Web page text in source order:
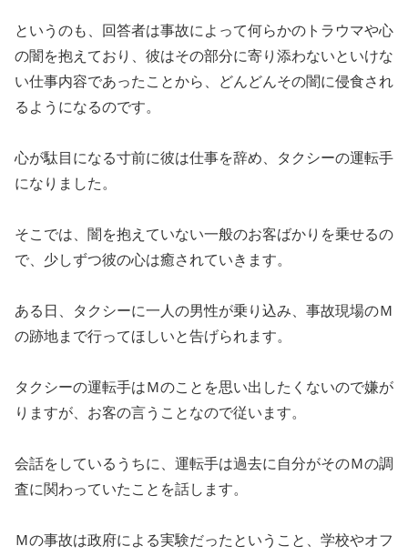
というのも、回答者は事故によって何らかのトラウマや心
の闇を抱えており、彼はその部分に寄り添わないといけな
い仕事内容であったことから、どんどんその闇に侵食され
るようになるのです。
心が駄目になる寸前に彼は仕事を辞め、タクシーの運転手
になりました。
そこでは、闇を抱えていない一般のお客ばかりを乗せるの
で、少しずつ彼の心は癒されていきます。
ある日、タクシーに一人の男性が乗り込み、事故現場のＭ
の跡地まで行ってほしいと告げられます。
タクシーの運転手はＭのことを思い出したくないので嫌が
りますが、お客の言うことなので従います。
会話をしているうちに、運転手は過去に自分がそのＭの調
査に関わっていたことを話します。
Ｍの事故は政府による実験だったということ、学校やオフ